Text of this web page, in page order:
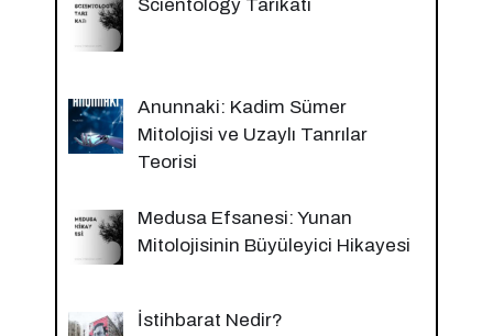
Scientology Tarikatı
Anunnaki: Kadim Sümer
Mitolojisi ve Uzaylı Tanrılar
Teorisi
Medusa Efsanesi: Yunan
Mitolojisinin Büyüleyici Hikayesi
İstihbarat Nedir?